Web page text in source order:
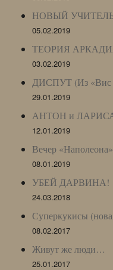
НОВЫЙ
05.02.2019
ТЕОРИЯ
03.02.2019
ДИСПУТ (Из «Вис
29.01.2019
АНТОН и ЛАРИСА
12.01.2019
Вечер
08.01.2019
УБЕЙ ДАРВИНА!
24.03.2018
Суперкукисы
08.02.2017
Живут же люди…
25.01.2017